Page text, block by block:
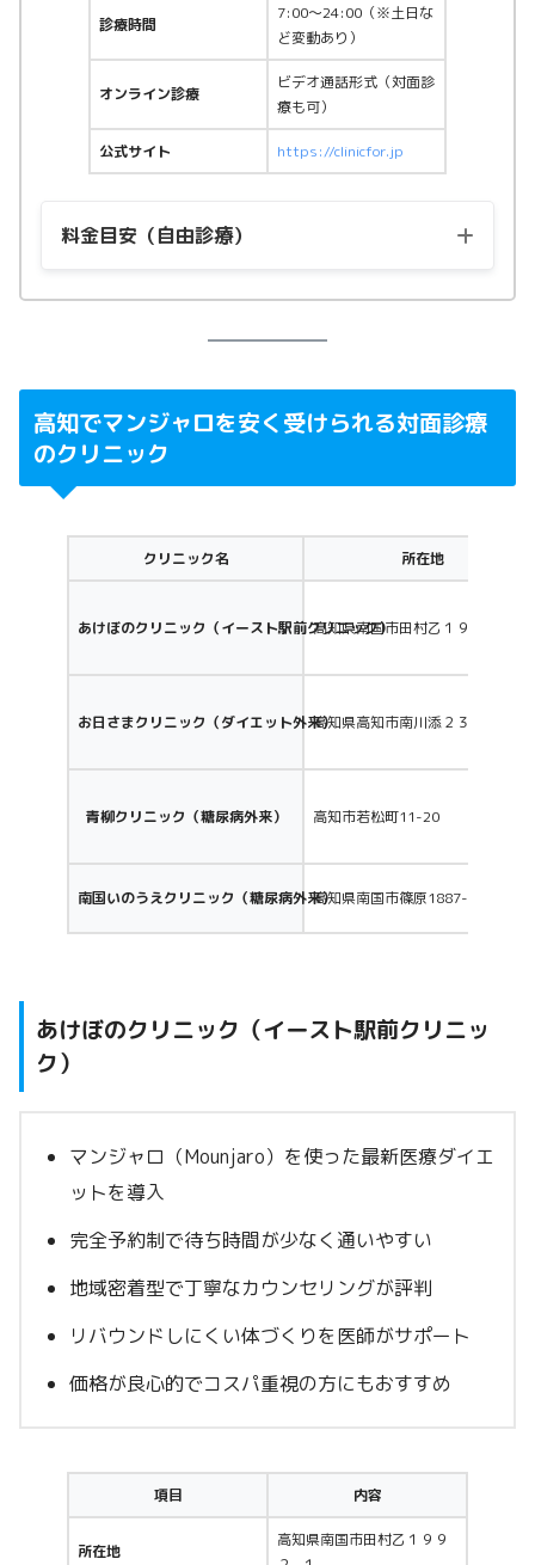
診療時間
7:00〜24:00（※土日な
ど変動あり）
オンライン診療
ビデオ通話形式（対面診
療も可）
公式サイト https://clinicfor.jp
料金目安（自由診療）
マンジャロ5.0mg 44,555円〜
マンジャロ7.5mg
高知でマンジャロを安く受けられる対面診療
のクリニック
クリニック名 所在地
あけぼのクリニック（イースト駅前クリニック）高知県南国市田村乙１９９２−１
お日さまクリニック（ダイエット外来）高知県高知市南川添２３番７号
青柳クリニック（糖尿病外来） 高知市若松町11-20
南国いのうえクリニック（糖尿病外来）高知県南国市篠原1887-2
あけぼのクリニック（イースト駅前クリニッ
ク）
マンジャロ（Mounjaro）を使った最新医療ダイエ
ットを導入
完全予約制で待ち時間が少なく通いやすい
地域密着型で丁寧なカウンセリングが評判
リバウンドしにくい体づくりを医師がサポート
価格が良心的でコスパ重視の方にもおすすめ
項目 内容
所在地
高知県南国市田村乙１９９